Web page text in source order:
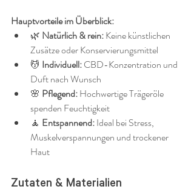
Hauptvorteile im Überblick:
🌿 Natürlich & rein: Keine künstlichen
Zusätze oder Konservierungsmittel
💆 Individuell: CBD-Konzentration und
Duft nach Wunsch
🌸 Pflegend: Hochwertige Trägeröle
spenden Feuchtigkeit
🧘 Entspannend: Ideal bei Stress,
Muskelverspannungen und trockener
Haut
Zutaten & Materialien